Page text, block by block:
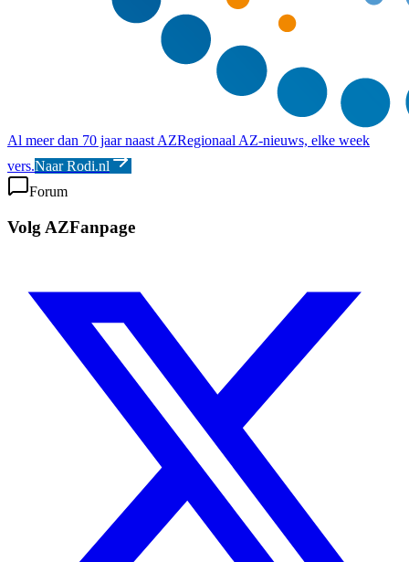
Al meer dan 70 jaar naast AZRegionaal AZ-nieuws, elke week
vers.Naar Rodi.nl
Forum
Volg AZFanpage